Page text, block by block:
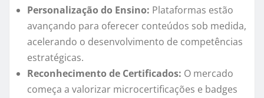
Personalização do Ensino: Plataformas estão
avançando para oferecer conteúdos sob medida,
acelerando o desenvolvimento de competências
estratégicas.
Reconhecimento de Certificados: O mercado
começa a valorizar microcertificações e badges